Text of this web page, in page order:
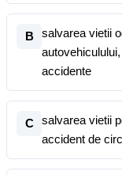
B
salvarea vietii
accidente
C
salvarea vietii
accident de